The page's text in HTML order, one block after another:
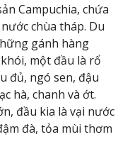
Campuchia, chứa
chùa tháp. Du
gánh hàng
một đầu là rổ
đủ, ngó sen, đậu
hà, chanh và ớt.
đầu kia là vại nước
đà, tỏa mùi thơm